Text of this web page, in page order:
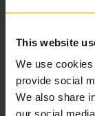
This website
We use
provide social
We also share
our social